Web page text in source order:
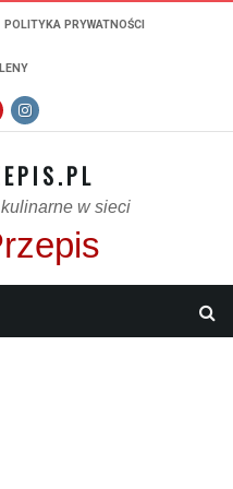
POLITYKA PRYWATNOŚCI
w sieci